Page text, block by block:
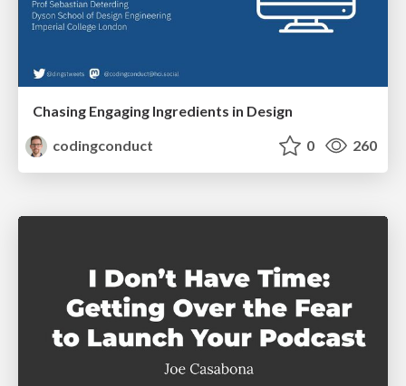
Chasing Engaging Ingredients in Design
codingconduct
0 260